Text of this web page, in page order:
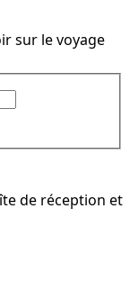
sur le voyage
de réception et